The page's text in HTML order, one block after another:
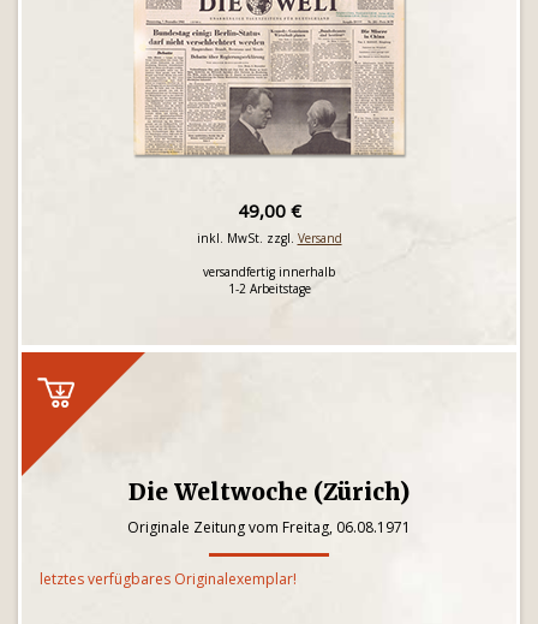
49,00 €
inkl. MwSt. zzgl. Versand
versandfertig innerhalb
1-2 Arbeitstage
Die Weltwoche (Zürich)
Originale Zeitung vom Freitag, 06.08.1971
letztes verfügbares Originalexemplar!